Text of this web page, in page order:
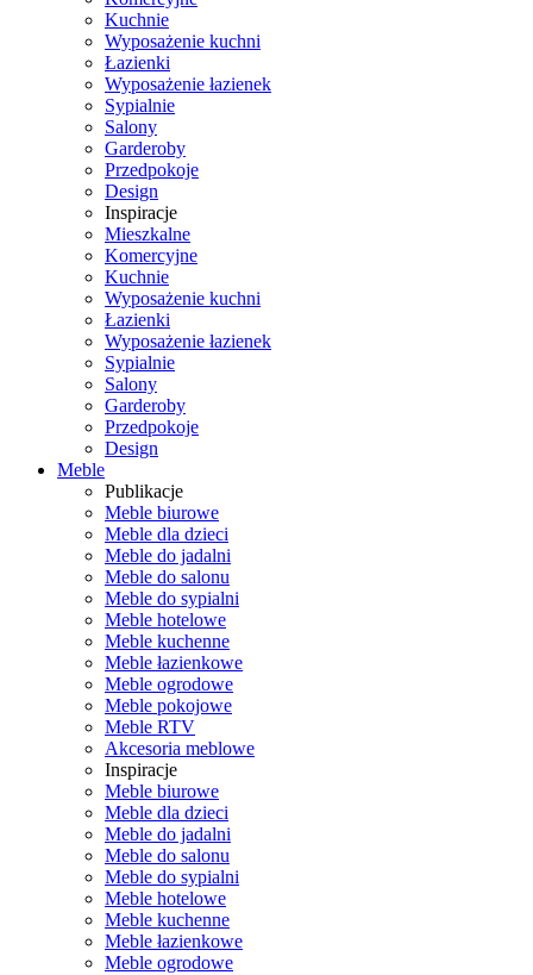
Kuchnie
Wyposażenie kuchni
Łazienki
Wyposażenie łazienek
Sypialnie
Salony
Garderoby
Przedpokoje
Design
Inspiracje
Mieszkalne
Komercyjne
Kuchnie
Wyposażenie kuchni
Łazienki
Wyposażenie łazienek
Sypialnie
Salony
Garderoby
Przedpokoje
Design
Meble
Publikacje
Meble biurowe
Meble dla dzieci
Meble do jadalni
Meble do salonu
Meble do sypialni
Meble hotelowe
Meble kuchenne
Meble łazienkowe
Meble ogrodowe
Meble pokojowe
Meble RTV
Akcesoria meblowe
Inspiracje
Meble biurowe
Meble dla dzieci
Meble do jadalni
Meble do salonu
Meble do sypialni
Meble hotelowe
Meble kuchenne
Meble łazienkowe
Meble ogrodowe